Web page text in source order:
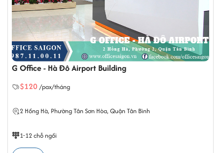
G Office - Hà Đô Airport Building
$120/pax/tháng
2 Hồng Hà, Phường Tân Sơn Hòa, Quận Tân Bình
1-12 chỗ ngồi